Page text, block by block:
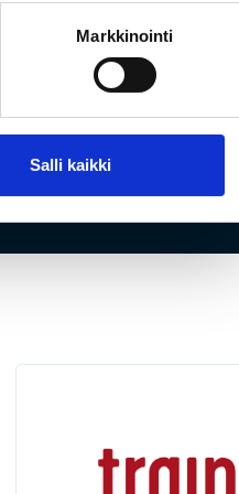
Markkinointi
Salli kaikki